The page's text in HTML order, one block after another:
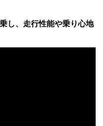
し、走行性能や乗り心地